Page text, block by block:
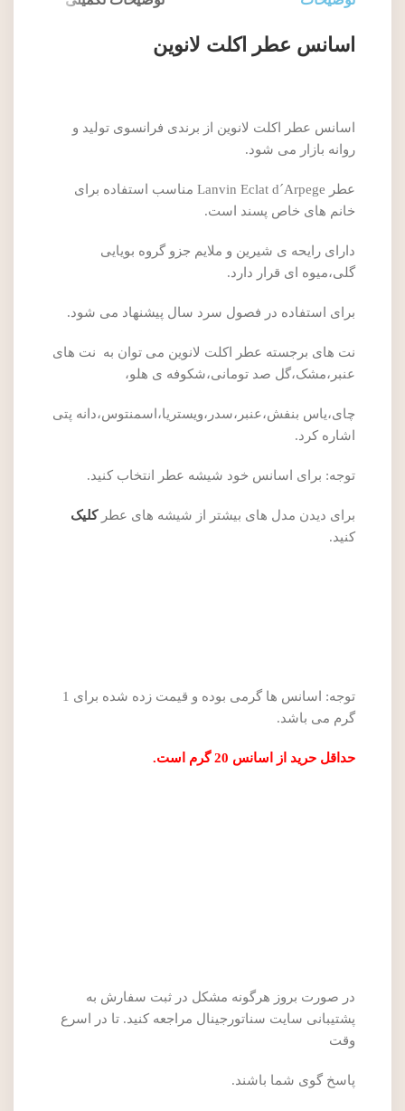
اسانس عطر اکلت لانوین
اسانس عطر اکلت لانوین از برندی فرانسوی تولید و
روانه بازار می شود.
عطر Lanvin Eclat d´Arpege مناسب استفاده برای
خانم های خاص پسند است.
دارای رایحه ی شیرین و ملایم جزو گروه بویایی
گلی،میوه ای قرار دارد.
برای استفاده در فصول سرد سال پیشنهاد می شود.
نت های برجسته عطر اکلت لانوین می توان به نت های
عنبر،مشک،گل صد تومانی،شکوفه ی هلو،
چای،یاس بنفش،عنبر،سدر،ویستریا،اسمنتوس،دانه پتی
اشاره کرد.
توجه: برای اسانس خود شیشه عطر انتخاب کنید.
برای دیدن مدل های بیشتر از شیشه های عطرکلیک
کنید.
توجه: اسانس ها گرمی بوده و قیمت زده شده برای 1
گرم می باشد.
حداقل حرید از اسانس 20 گرم است.
در صورت بروز هرگونه مشکل در ثبت سفارش به
پشتیبانی سایت سناتورجینال مراجعه کنید. تا در اسرع
وقت
پاسخ گوی شما باشند.